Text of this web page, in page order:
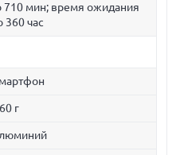
710 мин; время ожидания
360 час
г